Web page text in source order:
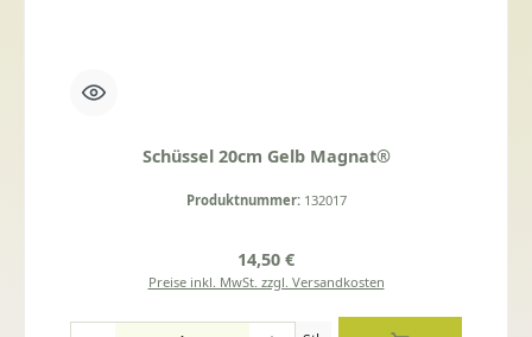
Schüssel 20cm Gelb Magnat®
Produktnummer: 132017
Regulärer Preis:
14,50 €
Preise inkl. MwSt. zzgl. Versandkosten
Produkt Anzahl: Gib den gewünschten Wert ein oder benutze die Schaltflächen um